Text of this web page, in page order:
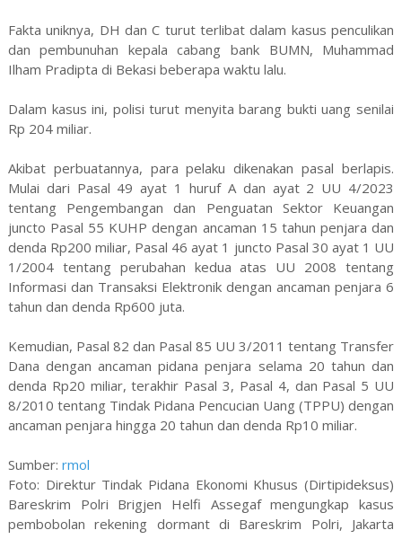
Fakta uniknya, DH dan C turut terlibat dalam kasus penculikan
dan pembunuhan kepala cabang bank BUMN, Muhammad
Ilham Pradipta di Bekasi beberapa waktu lalu.
Dalam kasus ini, polisi turut menyita barang bukti uang senilai
Rp 204 miliar.
Akibat perbuatannya, para pelaku dikenakan pasal berlapis.
Mulai dari Pasal 49 ayat 1 huruf A dan ayat 2 UU 4/2023
tentang Pengembangan dan Penguatan Sektor Keuangan
juncto Pasal 55 KUHP dengan ancaman 15 tahun penjara dan
denda Rp200 miliar, Pasal 46 ayat 1 juncto Pasal 30 ayat 1 UU
1/2004 tentang perubahan kedua atas UU 2008 tentang
Informasi dan Transaksi Elektronik dengan ancaman penjara 6
tahun dan denda Rp600 juta.
Kemudian, Pasal 82 dan Pasal 85 UU 3/2011 tentang Transfer
Dana dengan ancaman pidana penjara selama 20 tahun dan
denda Rp20 miliar, terakhir Pasal 3, Pasal 4, dan Pasal 5 UU
8/2010 tentang Tindak Pidana Pencucian Uang (TPPU) dengan
ancaman penjara hingga 20 tahun dan denda Rp10 miliar.
Sumber: rmol
Foto: Direktur Tindak Pidana Ekonomi Khusus (Dirtipideksus)
Bareskrim Polri Brigjen Helfi Assegaf mengungkap kasus
pembobolan rekening dormant di Bareskrim Polri, Jakarta